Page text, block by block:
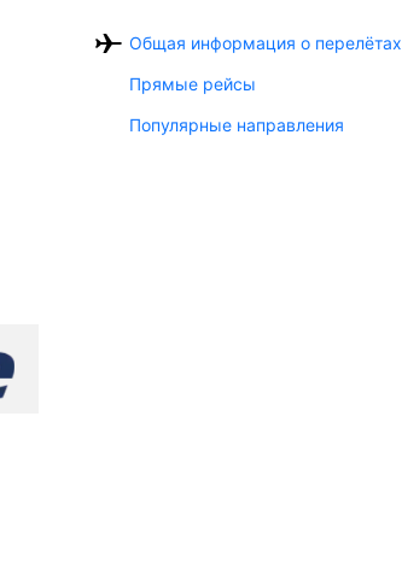
Общая информация о перелётах
Прямые рейсы
Популярные направления